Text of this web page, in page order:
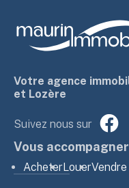
Votre agence
et Lozère
Suivez nous sur
Vous
AcheterLouerVendre